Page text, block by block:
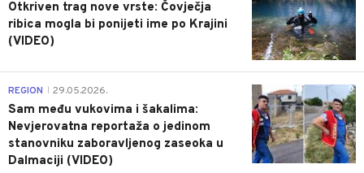
Otkriven trag nove vrste: Čovječja
ribica mogla bi ponijeti ime po Krajini
(VIDEO)
0
REGION 29.05.2026.
Sam među vukovima i šakalima:
Nevjerovatna reportaža o jedinom
stanovniku zaboravljenog zaseoka u
Dalmaciji (VIDEO)